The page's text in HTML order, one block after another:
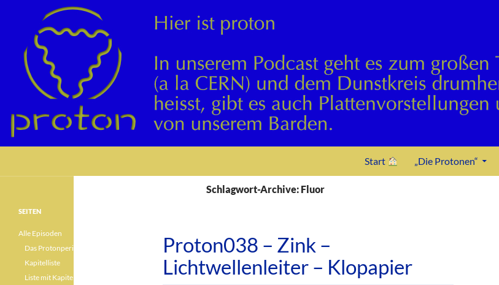
Start „Die Protonen“
Schlagwort-Archive: Fluor
Proton038 – Zink –
Lichtwellenleiter – Klopapier
SEITEN
Alle Episoden
Das Protonperiodensystem
Kapitelliste
Liste mit Kapiteln